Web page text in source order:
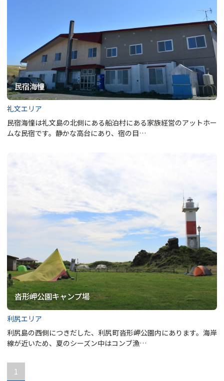
民宿海憧
礼文エリア
民宿海憧は礼文島の北側にある船泊村にある家族経営のアットホー
ムな民宿です。静かな高台にあり、宿の目…
沓形岬公園キャンプ場
利尻エリア
利尻島の西側につきだした、利尻町沓形岬公園内にあります。海岸
線が近いため、夏のシーズン中はコンブ漁…
1